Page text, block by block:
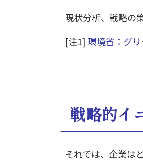
現状分析、戦略の
[注1] 環境省：グ
戦略的イ
それでは、企業は